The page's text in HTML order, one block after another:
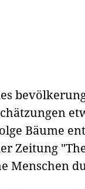
Bäume
Zeitung
Menschen